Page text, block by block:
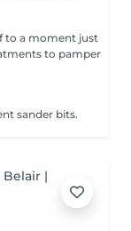
sander bits.